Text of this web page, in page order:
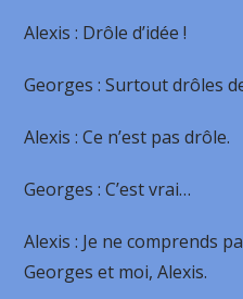
Alexis : Drôle d’idée !
Georges : Surtout drôles
Alexis : Ce n’est pas drôle.
Georges : C’est vrai…
Alexis : Je ne comprends
Georges et moi, Alexis.